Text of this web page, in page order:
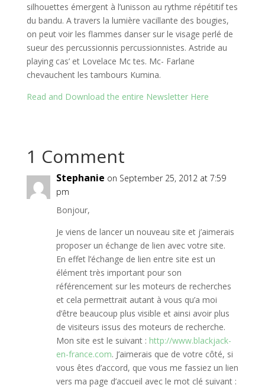
silhouettes émergent à l’unisson au rythme répétitif tes
du bandu. A travers la lumière vacillante des bougies,
on peut voir les flammes danser sur le visage perlé de
sueur des percussionnis percussionnistes. Astride au
playing cas’ et Lovelace Mc tes. Mc- Farlane
chevauchent les tambours Kumina.
Read and Download the entire Newsletter Here
1 Comment
Stephanie on September 25, 2012 at 7:59
pm
Bonjour,
Je viens de lancer un nouveau site et j’aimerais
proposer un échange de lien avec votre site.
En effet l’échange de lien entre site est un
élément très important pour son
référencement sur les moteurs de recherches
et cela permettrait autant à vous qu’a moi
d’être beaucoup plus visible et ainsi avoir plus
de visiteurs issus des moteurs de recherche.
Mon site est le suivant : http://www.blackjack-
en-france.com. J’aimerais que de votre côté, si
vous êtes d’accord, que vous me fassiez un lien
vers ma page d’accueil avec le mot clé suivant :